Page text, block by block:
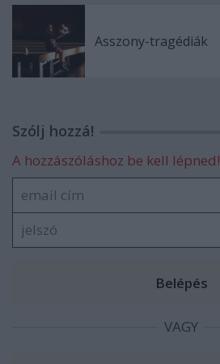
Asszony-tragédiák
Szólj hozzá!
A hozzászóláshoz be kell lépned!
VAGY